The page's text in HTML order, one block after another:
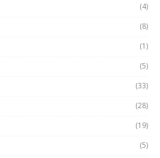
(4)
(8)
(1)
(5)
(33)
(28)
(19)
(5)